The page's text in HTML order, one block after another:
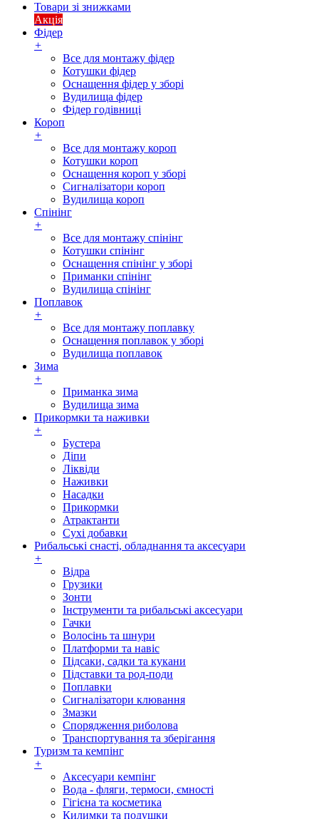
Товари зі знижками
Акція
Фідер
+
Все для монтажу фідер
Котушки фідер
Оснащення фідер у зборі
Вудилища фідер
Фідер годівниці
Короп
+
Все для монтажу короп
Котушки короп
Оснащення короп у зборі
Сигналізатори короп
Вудилища короп
Спінінг
+
Все для монтажу спінінг
Котушки спінінг
Оснащення спінінг у зборі
Приманки спінінг
Вудилища спінінг
Поплавок
+
Все для монтажу поплавку
Оснащення поплавок у зборі
Вудилища поплавок
Зима
+
Приманка зима
Вудилища зима
Прикормки та наживки
+
Бустера
Діпи
Ліквіди
Наживки
Насадки
Прикормки
Атрактанти
Сухі добавки
Рибальські снасті, обладнання та аксесуари
+
Відра
Грузики
Зонти
Інструменти та рибальські аксесуари
Гачки
Волосінь та шнури
Платформи та навіс
Підсаки, садки та кукани
Підставки та род-поди
Поплавки
Сигналізатори клювання
Змазки
Спорядження риболова
Транспортування та зберігання
Туризм та кемпінг
+
Аксесуари кемпінг
Вода - фляги, термоси, ємності
Гігієна та косметика
Килимки та подушки